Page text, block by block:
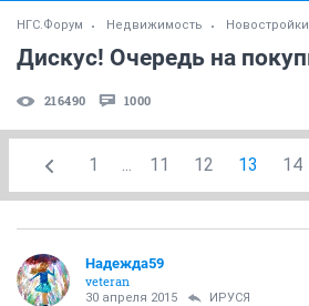
НГС.Форум Недвижимость Новостройки
216490 1000
1 ... 11 12 13 14
Надежда59
veteran
30 апреля 2015 ИРУСЯ